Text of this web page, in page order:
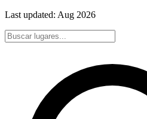
Last updated: Aug 2026